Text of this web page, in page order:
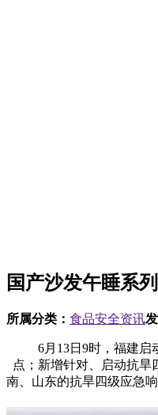
国产沙发午睡系
所属分类： 食品安全资讯
6月13日9时，福建启
点；新增针对、启动抗旱
南、山东的抗旱四级应急